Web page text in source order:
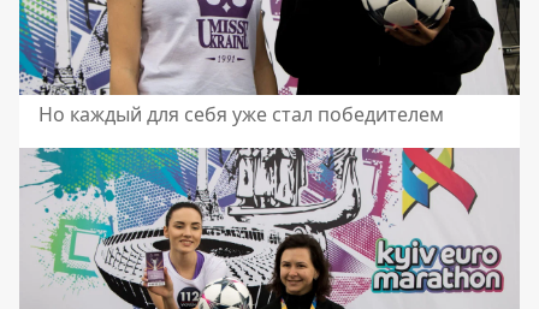
Но каждый для себя уже стал победителем